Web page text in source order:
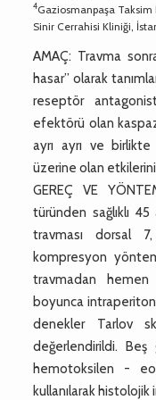
4Gaziosmanpaşa
Sinir Cerrahisi Kliniği,
AMAÇ: Travma
hasar” olarak
reseptör
efektörü olan
ayrı ayrı ve birlikte
üzerine olan
GEREÇ VE
türünden sağlıklı
travması dorsal
kompresyon
travmadan
boyunca
denekler Tarlov
değerlendirildi. Beş
hemotoksilen -
kullanılarak histolojik